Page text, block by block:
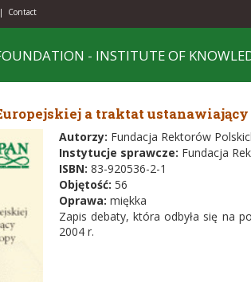
Contact
- INSTITUTE OF
a traktat
Autorzy: Fundacja Rektorów
Instytucje sprawcze: Fundacja
ISBN: 83-920536-2-1
Objętość: 56
Oprawa: miękka
Zapis debaty, która odbyła się na
2004 r.